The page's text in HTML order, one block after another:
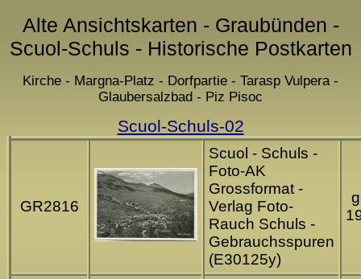
Alte Ansichtskarten - Graubünden -
Scuol-Schuls - Historische Postkarten
Kirche - Margna-Platz - Dorfpartie - Tarasp Vulpera -
Glaubersalzbad - Piz Pisoc
Scuol-Schuls-02
GR2816
Scuol - Schuls -
Foto-AK
Grossformat -
Verlag Foto-
Rauch Schuls -
Gebrauchsspuren
(E30125y)